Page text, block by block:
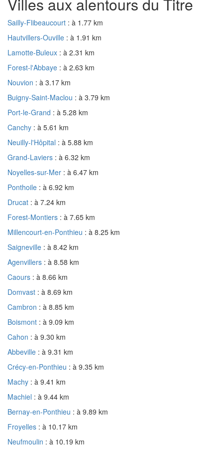
Villes aux alentours du Titre
Sailly-Flibeaucourt : à 1.77 km
Hautvillers-Ouville : à 1.91 km
Lamotte-Buleux : à 2.31 km
Forest-l'Abbaye : à 2.63 km
Nouvion : à 3.17 km
Buigny-Saint-Maclou : à 3.79 km
Port-le-Grand : à 5.28 km
Canchy : à 5.61 km
Neuilly-l'Hôpital : à 5.88 km
Grand-Laviers : à 6.32 km
Noyelles-sur-Mer : à 6.47 km
Ponthoile : à 6.92 km
Drucat : à 7.24 km
Forest-Montiers : à 7.65 km
Millencourt-en-Ponthieu : à 8.25 km
Saigneville : à 8.42 km
Agenvillers : à 8.58 km
Caours : à 8.66 km
Domvast : à 8.69 km
Cambron : à 8.85 km
Boismont : à 9.09 km
Cahon : à 9.30 km
Abbeville : à 9.31 km
Crécy-en-Ponthieu : à 9.35 km
Machy : à 9.41 km
Machiel : à 9.44 km
Bernay-en-Ponthieu : à 9.89 km
Froyelles : à 10.17 km
Neufmoulin : à 10.19 km